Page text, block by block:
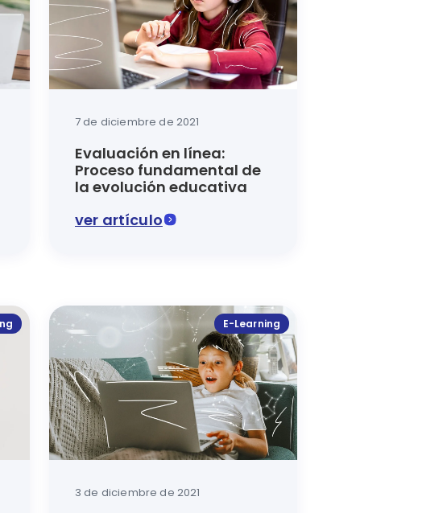
7 de diciembre de 2021
Evaluación en línea:
Proceso fundamental de
la evolución educativa
ver artículo
E-Learning
3 de diciembre de 2021